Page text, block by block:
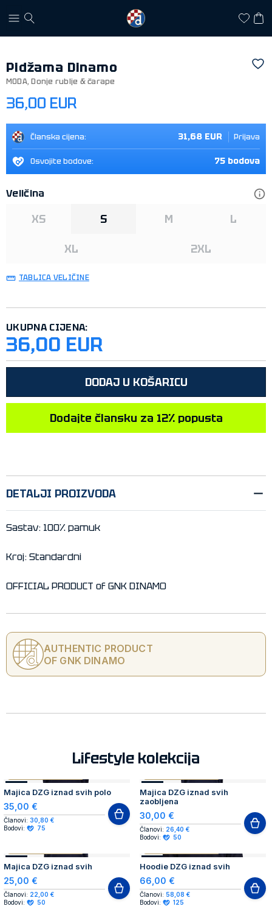
Pidžama Dinamo
MODA,Donje rublje & čarape
36,00 EUR
Članska cijena: 31,68 EUR Prijava
Osvojite bodove: 75 bodova
Veličina
XS S M L
XL 2XL
TABLICA VELIČINE
UKUPNA CIJENA:
36,00 EUR
DODAJ U KOŠARICU
Dodajte člansku za 12% popusta
DETALJI PROIZVODA
Sastav: 100% pamuk
Kroj: Standardni
OFFICIAL PRODUCT of GNK DINAMO
AUTHENTIC PRODUCT
OF GNK DINAMO
Lifestyle kolekcija
NOVO
Majica DZG iznad svih polo
35,00 €
Članovi: 30,80 €
Bodovi:
75
NOVO
Majica DZG iznad svih
zaobljena
30,00 €
Članovi: 26,40 €
Bodovi:
50
NOVO
Majica DZG iznad svih
25,00 €
Članovi: 22,00 €
Bodovi:
50
NOVO
Hoodie DZG iznad svih
66,00 €
Članovi: 58,08 €
Bodovi:
125